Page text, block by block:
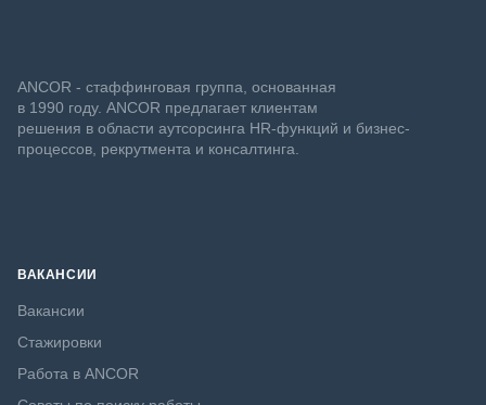
ANCOR - стаффинговая группа, основанная
в 1990 году. ANCOR предлагает клиентам
решения в области аутсорсинга HR-функций и бизнес-
процессов, рекрутмента и консалтинга.
ВАКАНСИИ
Вакансии
Стажировки
Работа в ANCOR